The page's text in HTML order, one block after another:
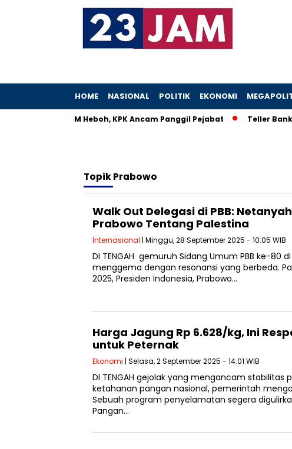
HOME NASIONAL POLITIK EKONOMI
Menteri UMKM Heboh, KPK Ancam Panggil Pejabat Teller Bank
TopikPrabowo
Walk Out Delegasi di PBB:
Prabowo Tentang Palestina
Internasional | Minggu, 28 September 2025 - 10:05 WIB
DI TENGAH gemuruh Sidang Umum PBB ke-80
menggema dengan resonansi yang berbeda.
2025, Presiden Indonesia, Prabowo…
Harga Jagung Rp 6.628/kg, Ini
untuk Peternak
Ekonomi | Selasa, 2 September 2025 - 14:01 WIB
DI TENGAH gejolak yang mengancam stabilitas
ketahanan pangan nasional, pemerintah
Sebuah program penyelamatan segera
Pangan…